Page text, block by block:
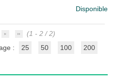
Disponible
(1 - 2 / 2)
:
25 50 100 200